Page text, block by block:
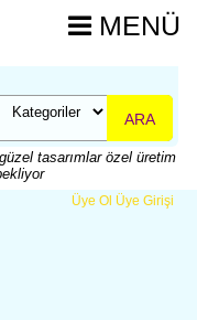
MENÜ
ARA
tasarımlar özel üretim
Üye Ol Üye Girişi